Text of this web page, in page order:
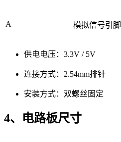
A 模拟信号引脚
供电电压：3.3V / 5V
连接方式：2.54mm排针
安装方式：双螺丝固定
4、电路板尺寸